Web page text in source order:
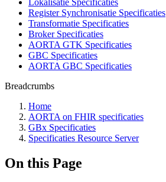
Lokalisatie Specificaties
Register Synchronisatie Specificaties
Transformatie Specificaties
Broker Specificaties
AORTA GTK Specificaties
GBC Specificaties
AORTA GBC Specificaties
Breadcrumbs
Home
AORTA on FHIR specificaties
GBx Specificaties
Specificaties Resource Server
On this Page